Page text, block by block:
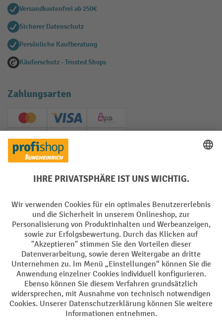
Versandkostenfrei ab 250€
Sicherer Datenschutz
Persönliche Kaufberatung
Käuferschutz - Trusted Shops
Zahlungsarten
Creditcard (Master)Creditcard (Visa)
EPS
PayPal
Soziale Netzwerke
Impressum Datenschutz
Barrierefreiheit Privacy Settings
Alle Preise exkl. gesetzl. Mehrwertsteuer zzgl.Versandkostenund ggf.
Nachnahmegebühren, wenn nicht anders angegeben.
¹ Der Rabatt gilt so lange der Vorrat reicht. Der Rabatt gilt nicht auf